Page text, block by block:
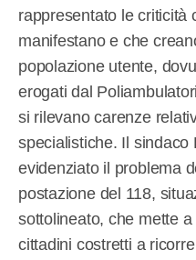
rappresentato le criticità
manifestano e che
popolazione utente,
erogati dal
si rilevano carenze
specialistiche. Il sindaco
evidenziato il problema
postazione del 118,
sottolineato, che mette a
cittadini costretti a